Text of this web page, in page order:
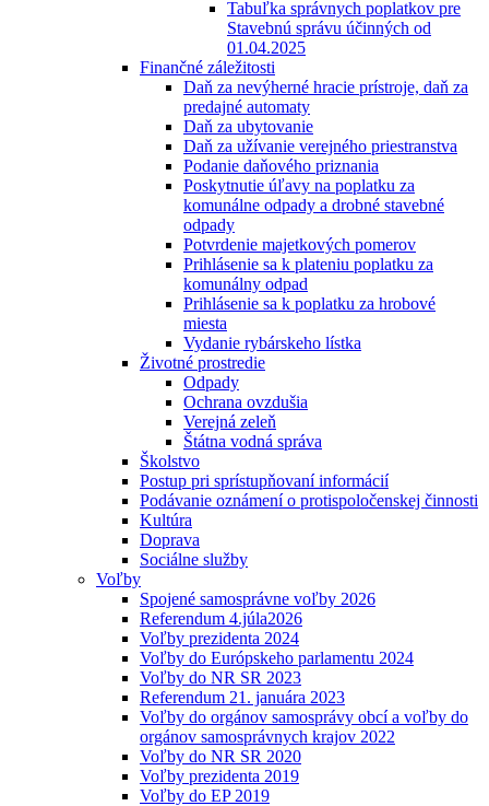
Tabuľka správnych poplatkov pre
Stavebnú správu účinných od
01.04.2025
Finančné záležitosti
Daň za nevýherné hracie prístroje, daň za
predajné automaty
Daň za ubytovanie
Daň za užívanie verejného priestranstva
Podanie daňového priznania
Poskytnutie úľavy na poplatku za
komunálne odpady a drobné stavebné
odpady
Potvrdenie majetkových pomerov
Prihlásenie sa k plateniu poplatku za
komunálny odpad
Prihlásenie sa k poplatku za hrobové
miesta
Vydanie rybárskeho lístka
Životné prostredie
Odpady
Ochrana ovzdušia
Verejná zeleň
Štátna vodná správa
Školstvo
Postup pri sprístupňovaní informácií
Podávanie oznámení o protispoločenskej činnosti
Kultúra
Doprava
Sociálne služby
Voľby
Spojené samosprávne voľby 2026
Referendum 4.júla2026
Voľby prezidenta 2024
Voľby do Európskeho parlamentu 2024
Voľby do NR SR 2023
Referendum 21. januára 2023
Voľby do orgánov samosprávy obcí a voľby do
orgánov samosprávnych krajov 2022
Voľby do NR SR 2020
Voľby prezidenta 2019
Voľby do EP 2019